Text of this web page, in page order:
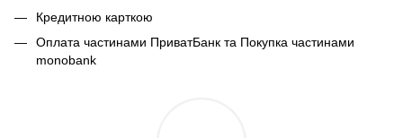
Кредитною карткою
Оплата частинами ПриватБанк та Покупка частинами
monobank